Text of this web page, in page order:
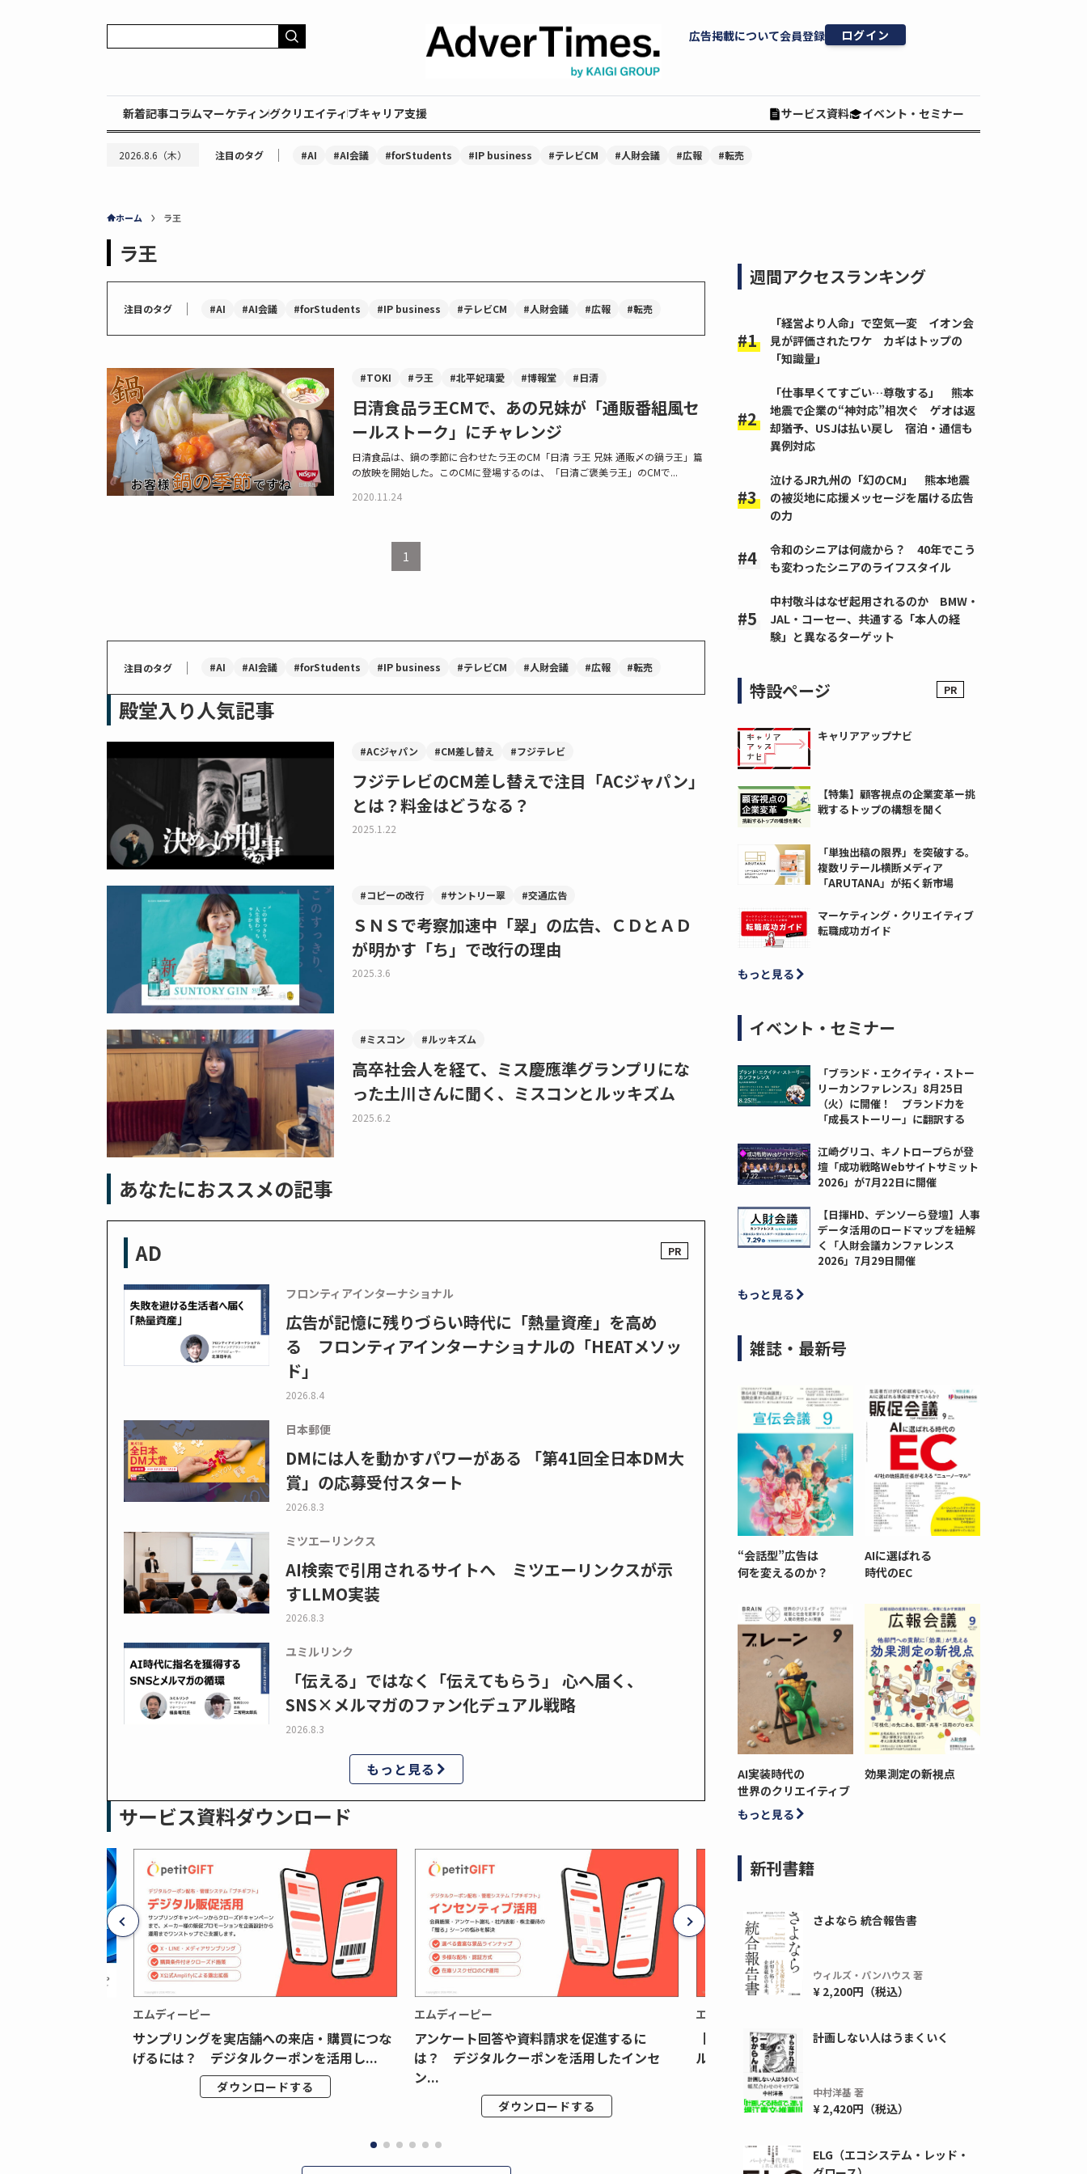
広告掲載について会員登録 ログイン
新着記事コラムマーケティングクリエイティブキャリア支援 サービス資料 イベント・セミナー
2026.8.6（木） 注目のタグ ｜ #AI #AI会議 #forStudents #IP business #テレビCM #人財会議 #広報 #転売
ホーム ラ王
ラ王
注目のタグ ｜ #AI #AI会議 #forStudents #IP business #テレビCM #人財会議 #広報 #転売
#TOKI #ラ王 #北平妃璃愛 #博報堂 #日清
日清食品ラ王CMで、あの兄妹が「通販番組風セ
ールストーク」にチャレンジ
日清食品は、鍋の季節に合わせたラ王のCM「日清 ラ王 兄妹 通販〆の鍋ラ王」篇
の放映を開始した。このCMに登場するのは、「日清ご褒美ラ王」のCMで...
2020.11.24
1
注目のタグ ｜ #AI #AI会議 #forStudents #IP business #テレビCM #人財会議 #広報 #転売
殿堂入り人気記事
#ACジャパン #CM差し替え #フジテレビ
フジテレビのCM差し替えで注目「ACジャパン」
とは？料金はどうなる？
2025.1.22
#コピーの改行 #サントリー翠 #交通広告
ＳＮＳで考察加速中「翠」の広告、ＣＤとＡＤ
が明かす「ち」で改行の理由
2025.3.6
#ミスコン #ルッキズム
高卒社会人を経て、ミス慶應準グランプリにな
った土川さんに聞く、ミスコンとルッキズム
2025.6.2
あなたにおススメの記事
AD
フロンティアインターナショナル
広告が記憶に残りづらい時代に「熱量資産」を高め
る フロンティアインターナショナルの「HEATメソッ
ド」
2026.8.4
日本郵便
DMには人を動かすパワーがある 「第41回全日本DM大
賞」の応募受付スタート
2026.8.3
ミツエーリンクス
AI検索で引用されるサイトへ ミツエーリンクスが示
すLLMO実装
2026.8.3
ユミルリンク
「伝える」ではなく「伝えてもらう」 心へ届く、
SNS×メルマガのファン化デュアル戦略
2026.8.3
もっと見る
サービス資料ダウンロード
エムディーピー
サンプリングを実店舗への来店・購買につな
げるには？ デジタルクーポンを活用し...
ダウンロードする
エムディーピー
アンケート回答や資料請求を促進するに
は？ デジタルクーポンを活用したインセ
ン...
ダウンロードする
エムディーピー
【月間1,000万本以上の配布実績！】デジタ
ルクーポンを活用した販促キャンペーンを...
ダウンロードする
週間アクセスランキング
「経営より人命」で空気一変 イオン会
見が評価されたワケ カギはトップの
「知識量」
「仕事早くてすごい…尊敬する」 熊本
地震で企業の“神対応”相次ぐ ゲオは返
却猶予、USJは払い戻し 宿泊・通信も
異例対応
泣けるJR九州の「幻のCM」 熊本地震
の被災地に応援メッセージを届ける広告
の力
令和のシニアは何歳から？ 40年でこう
も変わったシニアのライフスタイル
中村敬斗はなぜ起用されるのか BMW・
JAL・コーセー、共通する「本人の経
験」と異なるターゲット
特設ページ
キャリアアップナビ
【特集】顧客視点の企業変革ー挑
戦するトップの構想を聞く
「単独出稿の限界」を突破する。
複数リテール横断メディア
「ARUTANA」が拓く新市場
マーケティング・クリエイティブ
転職成功ガイド
もっと見る
イベント・セミナー
「ブランド・エクイティ・ストー
リーカンファレンス」8月25日
（火）に開催！ ブランド力を
「成長ストーリー」に翻訳する
江崎グリコ、キノトロープらが登
壇「成功戦略Webサイトサミット
2026」が7月22日に開催
【日揮HD、デンソーら登壇】人事
データ活用のロードマップを紐解
く「人財会議カンファレンス
2026」7月29日開催
もっと見る
雑誌・最新号
“会話型”広告は
何を変えるのか？
AIに選ばれる
時代のEC
AI実装時代の
世界のクリエイティブ
効果測定の新視点
もっと見る
新刊書籍
さよなら 統合報告書
ウィルズ・パンハウス 著
¥ 2,200円（税込）
計画しない人はうまくいく
中村洋基 著
¥ 2,420円（税込）
ELG（エコシステム・レッド・